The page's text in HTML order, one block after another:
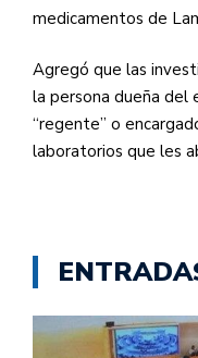
medicamentos de
Agregó que las
la persona dueña del
“regente” o
laboratorios que les